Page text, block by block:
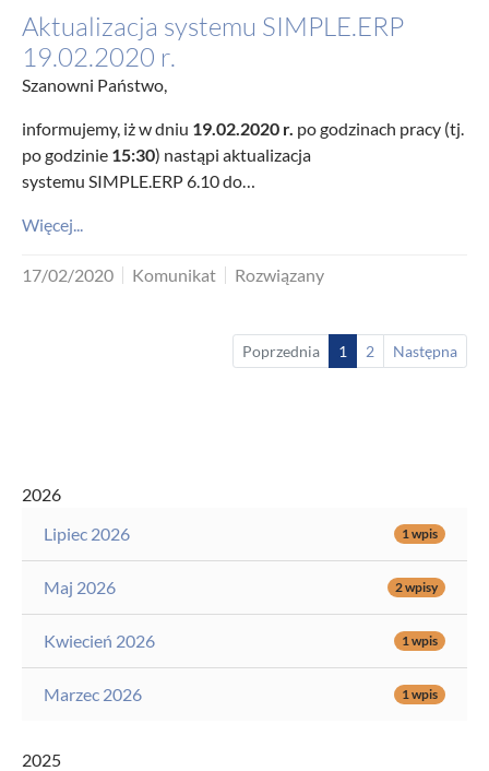
Aktualizacja systemu SIMPLE.ERP
19.02.2020 r.
Szanowni Państwo,
informujemy, iż w dniu 19.02.2020 r. po godzinach pracy (tj.
po godzinie 15:30) nastąpi aktualizacja
systemu SIMPLE.ERP 6.10 do…
Więcej...
17/02/2020 Komunikat Rozwiązany
Poprzednia 1 2 Następna
2026
Lipiec 2026
1 wpis
Maj 2026 2 wpisy
Kwiecień 2026 1 wpis
Marzec 2026 1 wpis
2025